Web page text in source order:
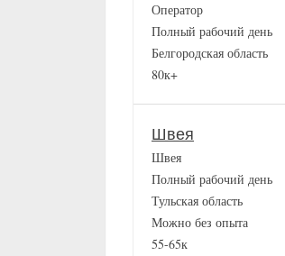
Оператор
Полный рабочий день
Белгородская область
80к+
Швея
Швея
Полный рабочий день
Тульская область
Можно без опыта
55-65к